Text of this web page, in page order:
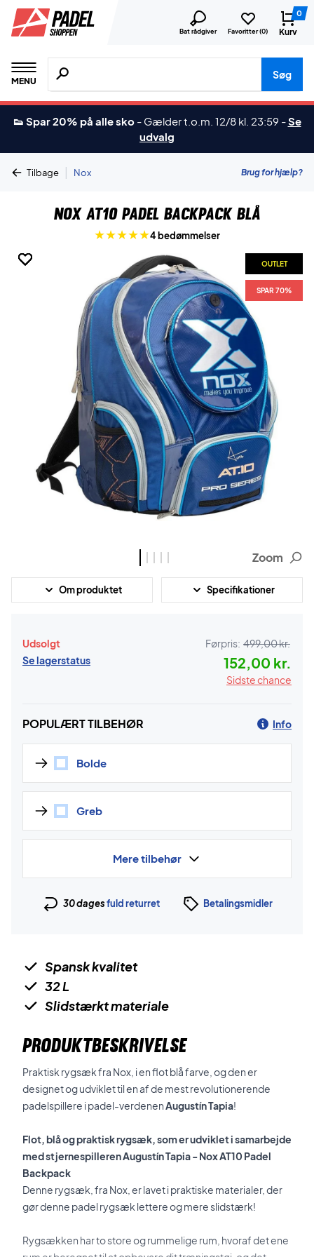
Bat rådgiver Favoritter (0)
0
Kurv
MENU
Søg efter produkter, mærker etc.
Søg
👟 Spar 20% på alle sko - Gælder t.o.m. 12/8 kl. 23:59 -Se
udvalg
Tilbage | Nox Brug for hjælp?
Nox AT10 Padel Backpack Blå
4 bedømmelser
OUTLET
SPAR 70%
OUTLET
SPAR 70%
OUTLET
SPAR 70%
OUTLET
SPAR 70%
OUTLET
SPAR 70%
Zoom
Om produktet Specifikationer
Udsolgt
Se lagerstatus
Førpris: 499,00 kr.
152,00 kr.
Sidste chance
POPULÆRT TILBEHØR Info
Bolde
Greb
Mere tilbehør
30 dagesfuld returret Betalingsmidler
Spansk kvalitet
32 L
Slidstærkt materiale
PRODUKTBESKRIVELSE
Praktisk rygsæk fra Nox, i en flot blå farve, og den er
designet og udviklet til en af de mest revolutionerende
padelspillere i padel-verdenenAugustín Tapia!
Flot, blå og praktisk rygsæk, som er udviklet i samarbejde
med stjernespilleren Augustín Tapia - Nox AT10 Padel
Backpack
Denne rygsæk, fra Nox, er lavet i praktiske materialer, der
gør denne padel rygsæk lettere og mere slidstærk!
Rygsækken har to store og rummelige rum, hvoraf det ene